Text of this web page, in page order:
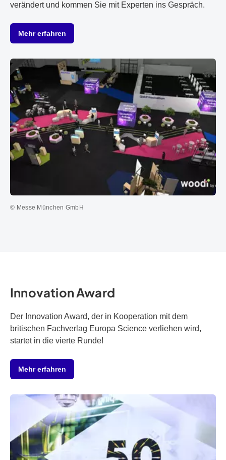
verändert und kommen Sie mit Experten ins Gespräch.
Mehr erfahren
© Messe München GmbH
Innovation Award
Der Innovation Award, der in Kooperation mit dem
britischen Fachverlag Europa Science verliehen wird,
startet in die vierte Runde!
Mehr erfahren